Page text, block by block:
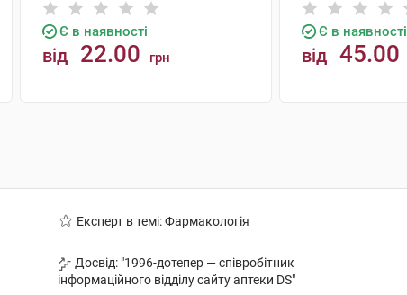
Є в наявності
від 22.00 грн
Є в наявності
від 45.00
Експерт в темі: Фармакологія
Досвід: "1996-дотепер — співробітник
інформаційного відділу сайту аптеки DS"